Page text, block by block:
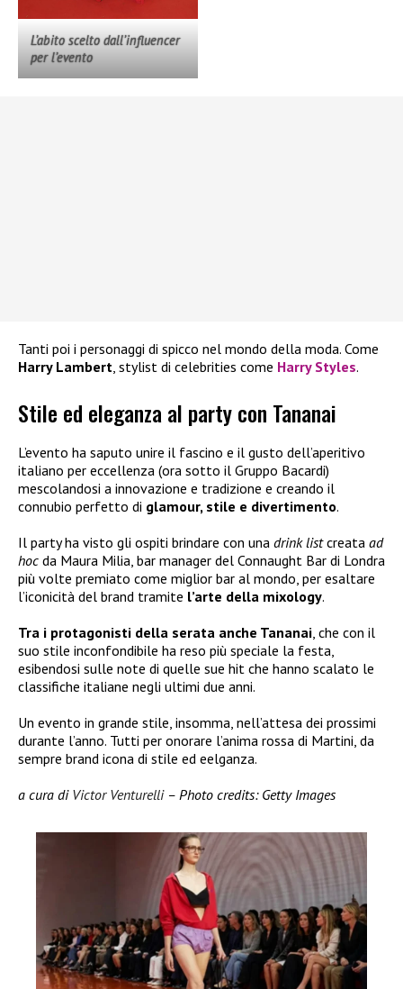
L’abito scelto dall’influencer
per l’evento
Tanti poi i personaggi di spicco nel mondo della moda. Come
Harry Lambert, stylist di celebrities come Harry Styles.
Stile ed eleganza al party con Tananai
L’evento ha saputo unire il fascino e il gusto dell’aperitivo
italiano per eccellenza (ora sotto il Gruppo Bacardi)
mescolandosi a innovazione e tradizione e creando il
connubio perfetto di glamour, stile e divertimento.
Il party ha visto gli ospiti brindare con una drink listcreata ad
hoc da Maura Milia, bar manager del Connaught Bar di Londra
più volte premiato come miglior bar al mondo, per esaltare
l’iconicità del brand tramite l’arte della mixology.
Tra i protagonisti della serata anche Tananai , che con il
suo stile inconfondibile ha reso più speciale la festa,
esibendosi sulle note di quelle sue hit che hanno scalato le
classifiche italiane negli ultimi due anni.
Un evento in grande stile, insomma, nell’attesa dei prossimi
durante l’anno. Tutti per onorare l’anima rossa di Martini, da
sempre brand icona di stile ed eelganza.
a cura di Victor Venturelli– Photo credits: Getty Images